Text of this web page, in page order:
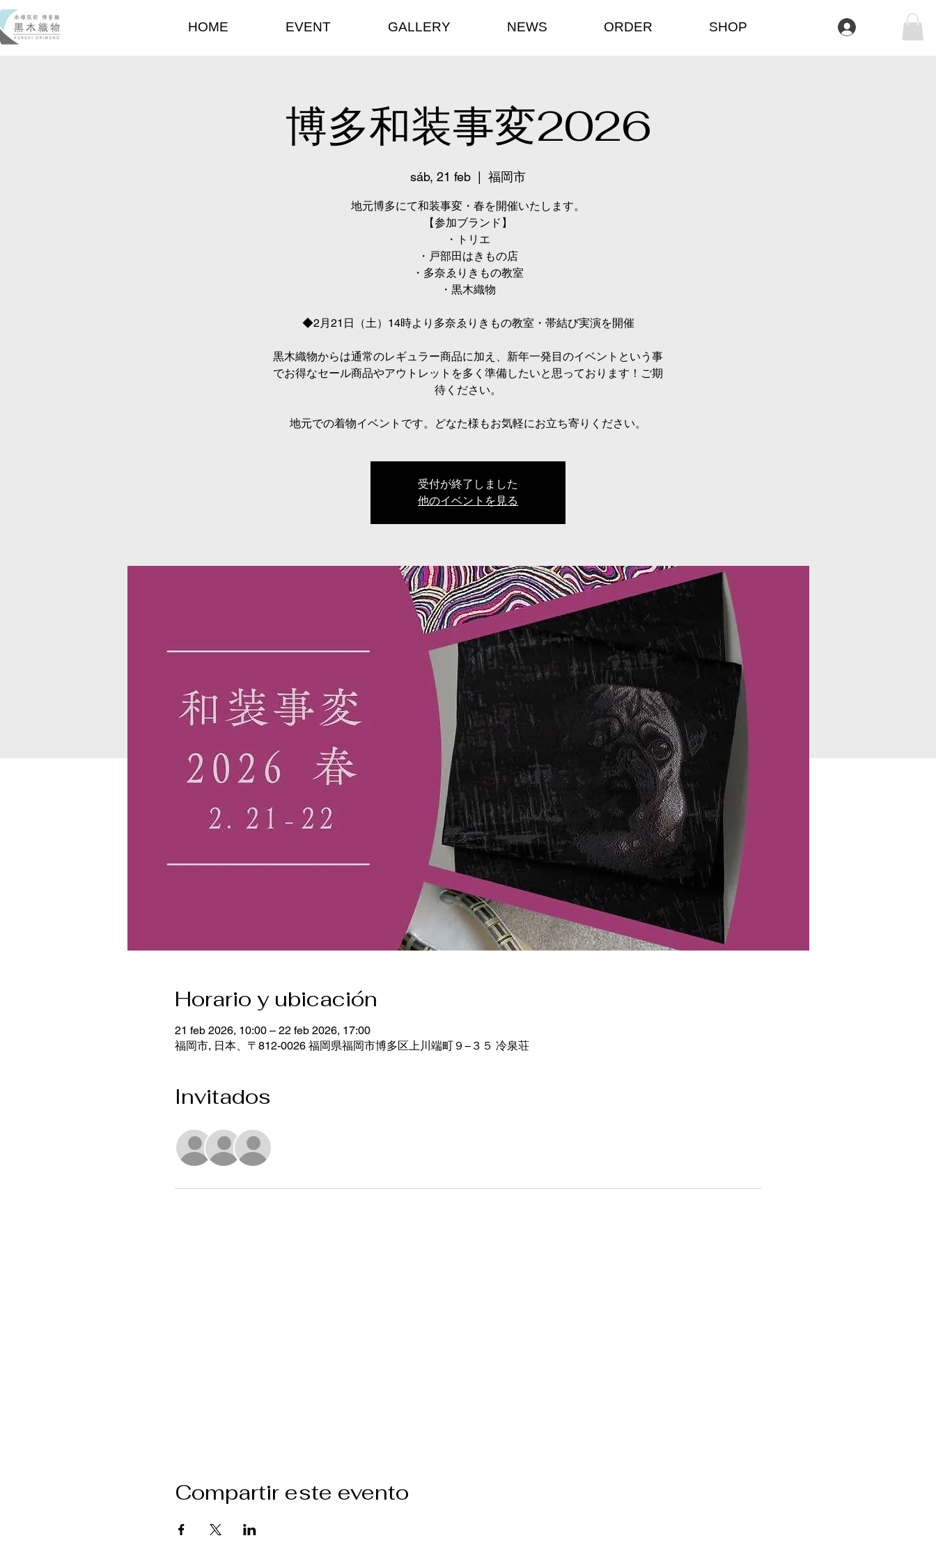
HOME EVENT GALLERY NEWS ORDER SHOP Iniciar sesión
博多和装事変2026
sáb, 21 feb 福岡市
地元博多にて和装事変・春を開催いたします。
【参加ブランド】
・トリエ
・戸部田はきもの店
・多奈ゑりきもの教室
・黒木織物
◆2月21日（土）14時より多奈ゑりきもの教室・帯結び実演を開催
黒木織物からは通常のレギュラー商品に加え、新年一発目のイベントという事
でお得なセール商品やアウトレットを多く準備したいと思っております！ご期
待ください。
地元での着物イベントです。どなた様もお気軽にお立ち寄りください。
受付が終了しました
他のイベントを見る
Horario y ubicación
21 feb 2026, 10:00 – 22 feb 2026, 17:00
福岡市, 日本、〒812-0026 福岡県福岡市博多区上川端町９−３５ 冷泉荘
Invitados
Compartir este evento